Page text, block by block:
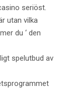
seriöst.
utan vilka
du ‘ den
spelutbud av